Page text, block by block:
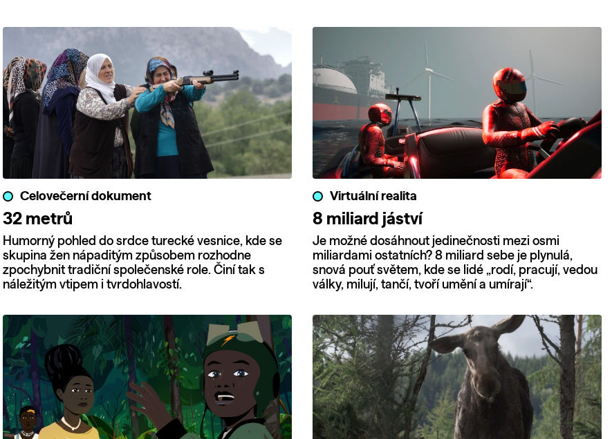
Celovečerní dokument
32 metrů
Humorný pohled do srdce turecké vesnice, kde se
skupina žen nápaditým způsobem rozhodne
zpochybnit tradiční společenské role. Činí tak s
náležitým vtipem i tvrdohlavostí.
Virtuální realita
8 miliard jáství
Je možné dosáhnout jedinečnosti mezi osmi
miliardami ostatních? 8 miliard sebe je plynulá,
snová pouť světem, kde se lidé „rodí, pracují, vedou
války, milují, tančí, tvoří umění a umírají“.